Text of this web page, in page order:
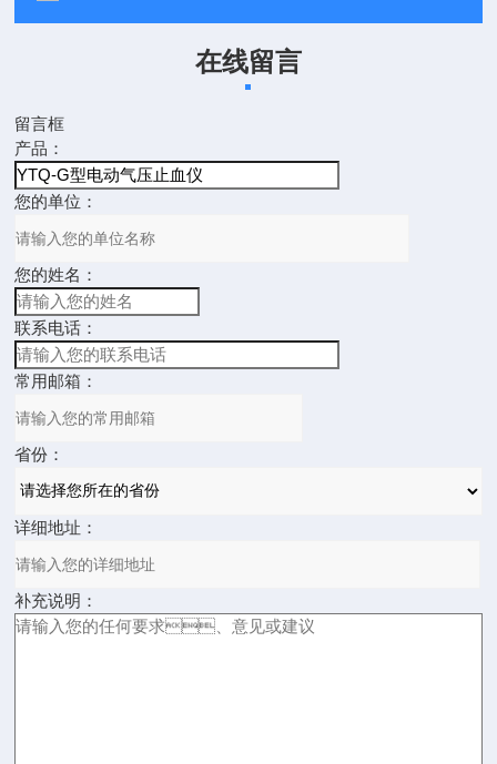
在线留言
留言框
产品：
您的单位：
您的姓名：
联系电话：
常用邮箱：
省份：
详细地址：
补充说明：